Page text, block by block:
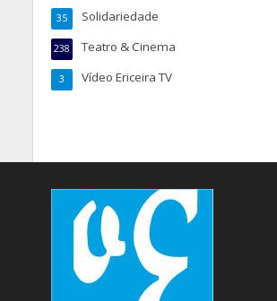
Solidariedade
35
Teatro & Cinema
238
Vídeo Ericeira TV
3